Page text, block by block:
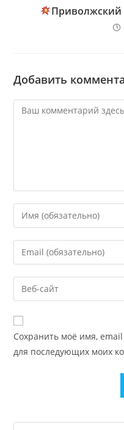
Приволжский
Добавить
Сохранить моё имя,
для последующих моих